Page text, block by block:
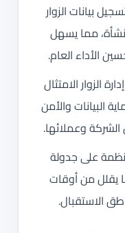
بيانات الزوار
مما يسهل
الأداء العام.
الزوار الامتثال
البيانات والأمن
الشركة وعملائها.
على جدولة
يقلل من أوقات
الاستقبال.